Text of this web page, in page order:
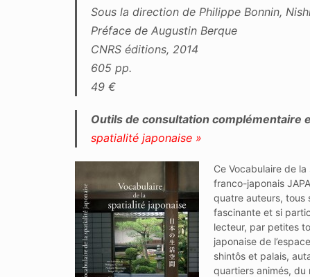
Sous la direction de Philippe Bonnin,
Préface de Augustin Berque
CNRS éditions, 2014
605 pp.
49 €
Outils de consultation complémentaire
spatialité japonaise »
Ce Vocabulaire de
franco-japonais
quatre auteurs, tous
fascinante et si
lecteur, par petites
japonaise de
shintôs et palais,
quartiers animés, du